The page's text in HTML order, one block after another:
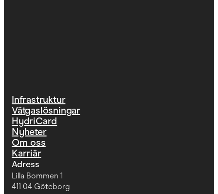
Infrastruktur
Vätgaslösningar
HydriCard
Nyheter
Om oss
Karriär
Adress
Lilla Bommen 1
411 04 Göteborg